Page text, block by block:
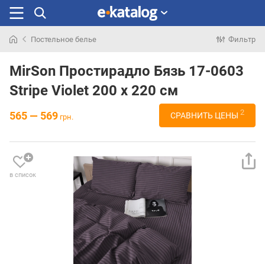
раньше
Постельное белье Фильтр
MirSon Простирадло Бязь 17-0603
Stripe Violet 200 х 220 см
565 — 569 грн. СРАВНИТЬ ЦЕНЫ 2
в список